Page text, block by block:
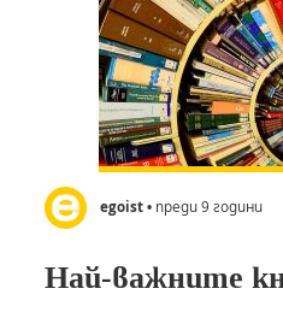
egoist• преди 9 години
Най-важните